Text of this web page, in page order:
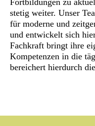
Fortbildungen zu
stetig weiter. Unser
für moderne und
und entwickelt sich
Fachkraft bringt ihre
Kompetenzen in die
bereichert hierdurch